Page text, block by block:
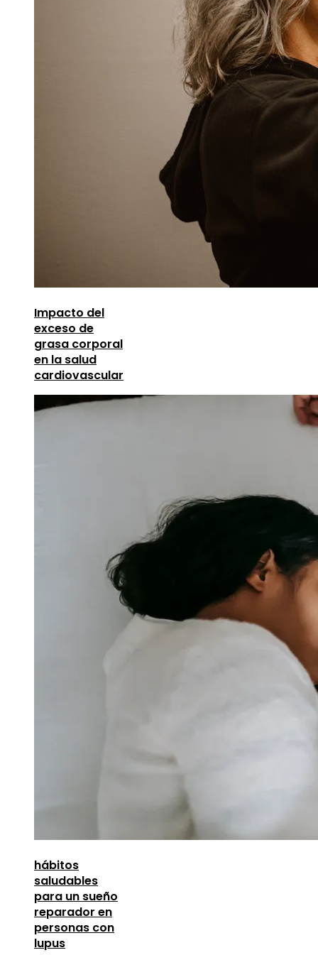
Impacto del
exceso de
grasa corporal
en la salud
cardiovascular
hábitos
saludables
para un sueño
reparador en
personas con
lupus